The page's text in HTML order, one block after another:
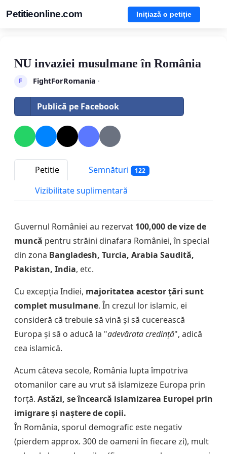
Petitieonline.com Inițiază o petiție
NU invaziei musulmane în România
F FightForRomania ·
Publică pe Facebook
Petitie Semnături 122
Vizibilitate suplimentară
Guvernul României au rezervat 100,000 de vize de
muncă pentru străini dinafara României, în special
din zona Bangladesh, Turcia, Arabia Saudită,
Pakistan, India, etc.
Cu excepția Indiei, majoritatea acestor țări sunt
complet musulmane. În crezul lor islamic, ei
consideră că trebuie să vină și să cucerească
Europa și să o aducă la "adevărata credință", adică
cea islamică.
Acum câteva secole, România lupta împotriva
otomanilor care au vrut să islamizeze Europa prin
forță. Astăzi, se încearcă islamizarea Europei prin
imigrare și naștere de copii.
În România, sporul demografic este negativ
(pierdem approx. 300 de oameni în fiecare zi), mult